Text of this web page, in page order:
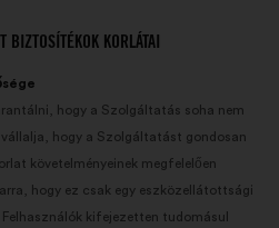
BIZTOSÍTÉKOK KORLÁTAI
hogy a Szolgáltatás soha nem
vállalja, hogy a Szolgáltatást gondosan
követelményeinek megfelelően
hogy ez csak egy eszközellátottsági
kifejezetten tudomásul